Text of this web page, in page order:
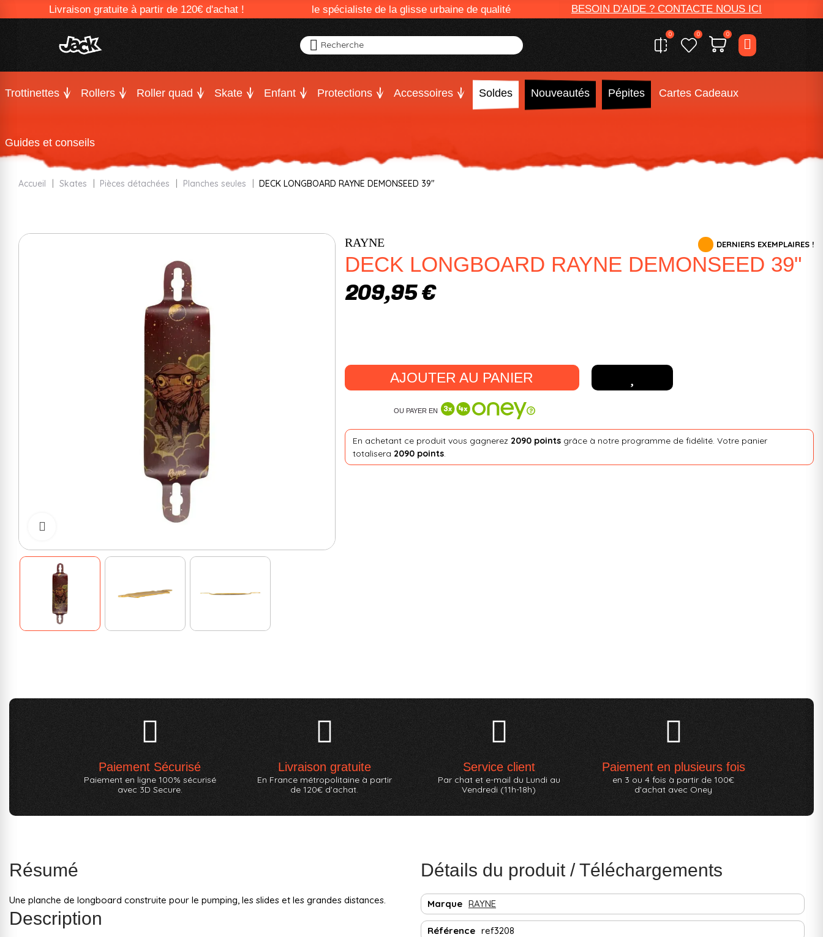
Livraison gratuite à partir de 120€ d'achat ! le spécialiste de la glisse urbaine de qualité BESOIN D'AIDE ? CONTACTE NOUS ICI
Recherche
0 0 0
Trottinettes Rollers Roller quad Skate Enfant Protections Accessoires Soldes Nouveautés Pépites Cartes Cadeaux
Guides et conseils
Accueil Skates Pièces détachées Planches seules DECK LONGBOARD RAYNE DEMONSEED 39"
DERNIERS EXEMPLAIRES !
RAYNE
DECK LONGBOARD RAYNE DEMONSEED 39"
209,95 €
AJOUTER AU PANIER
OU PAYER EN
En achetant ce produit vous gagnerez 2090 points grâce à notre programme de fidélité. Votre panier
totalisera 2090 points.
Paiement Sécurisé
Paiement en ligne 100% sécurisé
avec 3D Secure.
Livraison gratuite
En France métropolitaine à partir
de 120€ d'achat.
Service client
Par chat et e-mail du Lundi au
Vendredi (11h-18h)
Paiement en plusieurs fois
en 3 ou 4 fois à partir de 100€
d'achat avec Oney
Résumé
Une planche de longboard construite pour le pumping, les slides et les grandes distances.
Description
Détails du produit / Téléchargements
Marque RAYNE
Référence ref3208